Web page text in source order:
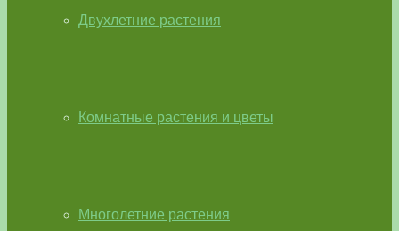
Двухлетние растения
Комнатные растения и цветы
Многолетние растения